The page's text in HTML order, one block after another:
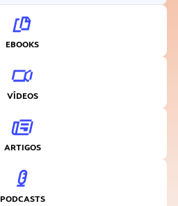
EBOOKS
VÍDEOS
ARTIGOS
PODCASTS